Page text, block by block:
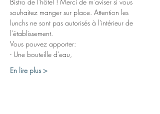
souhaitez manger sur place. Attention les
lunchs ne sont pas autorisés à l'intérieur de
l'établissement.
Vous pouvez apporter:
- Une bouteille d’eau,
En lire plus >